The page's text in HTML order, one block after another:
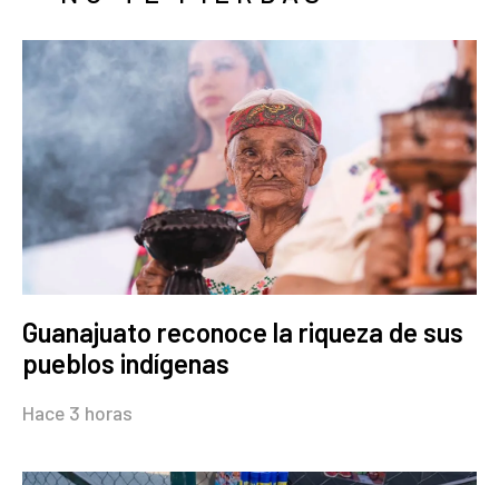
Guanajuato reconoce la riqueza de sus
pueblos indígenas
Hace 3 horas